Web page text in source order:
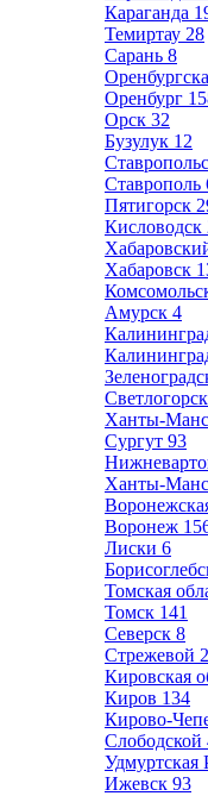
Караганда
Темиртау 28
Сарань 8
Оренбург
Орск 32
Бузулук 12
Ставрополь
Пятигорск
Кисловодск
Хабаровск
Амурск 4
Светлогорск
Ханты-
Сургут 93
Ханты-
Воронеж
Лиски 6
Томская
Томск 141
Северск 8
Стрежевой 2
Кировская
Киров 134
Кирово-
Слободской
Удмуртская
Ижевск 93